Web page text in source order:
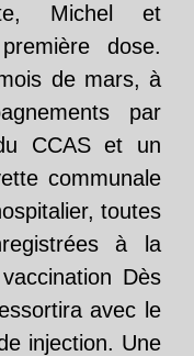
Michel et
dose.
de mars, à
par
CCAS et un
communale
toutes
à la
Dès
avec le
injection. Une